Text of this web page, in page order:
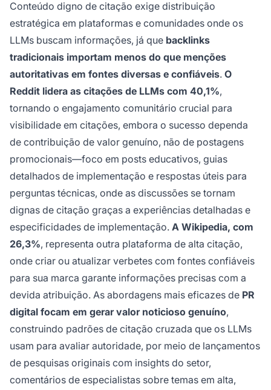
Conteúdo digno de citação exige distribuição
estratégica em plataformas e comunidades onde os
LLMs buscam informações, já que backlinks
tradicionais importam menos do que menções
autoritativas em fontes diversas e confiáveis. O
Reddit lidera as citações de LLMs com 40,1%,
tornando o engajamento comunitário crucial para
visibilidade em citações, embora o sucesso dependa
de contribuição de valor genuíno, não de postagens
promocionais—foco em posts educativos, guias
detalhados de implementação e respostas úteis para
perguntas técnicas, onde as discussões se tornam
dignas de citação graças a experiências detalhadas e
especificidades de implementação. A Wikipedia, com
26,3%, representa outra plataforma de alta citação,
onde criar ou atualizar verbetes com fontes confiáveis
para sua marca garante informações precisas com a
devida atribuição. As abordagens mais eficazes de PR
digital focam em gerar valor noticioso genuíno,
construindo padrões de citação cruzada que os LLMs
usam para avaliar autoridade, por meio de lançamentos
de pesquisas originais com insights do setor,
comentários de especialistas sobre temas em alta,